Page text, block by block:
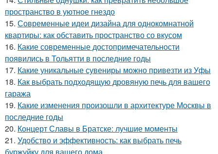
пространство в уютное гнездо
15. Современные идеи дизайна для однокомнатной
квартиры: как обставить пространство со вкусом
16. Какие современные достопримечательности
появились в Тольятти в последние годы
17. Какие уникальные сувениры можно привезти из Уфы
18. Как выбрать подходящую дровяную печь для вашего
гаража
19. Какие изменения произошли в архитектуре Москвы в
последние годы
20. Концерт Славы в Братске: лучшие моменты
21. Удобство и эффективность: как выбрать печь